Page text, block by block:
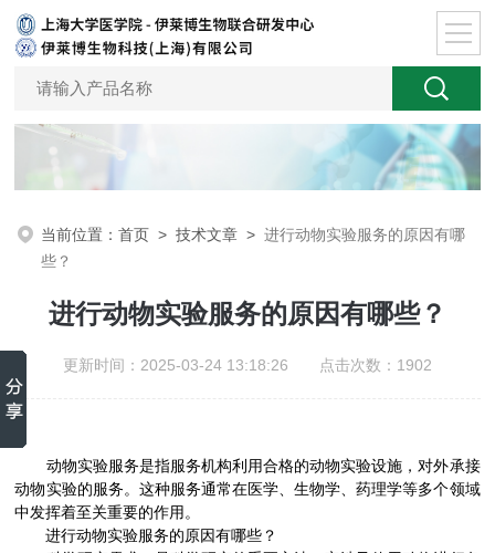
当前位置：首页 >技术文章 >进行动物实验服务的原因有哪
些？
进行动物实验服务的原因有哪些？
更新时间：2025-03-24 13:18:26 点击次数：1902
动物实验服务是指服务机构利用合格的动物实验设施，对外承接
动物实验的服务。这种服务通常在医学、生物学、药理学等多个领域
中发挥着至关重要的作用。
进行动物实验服务的原因有哪些？